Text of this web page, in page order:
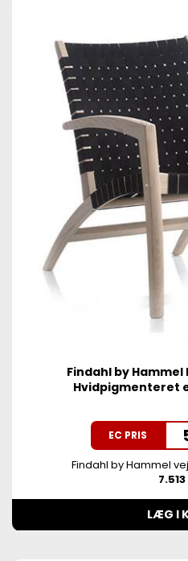
Findahl by
Hvidpigmenteret
EC PRIS
Findahl by Hammel
LÆG I